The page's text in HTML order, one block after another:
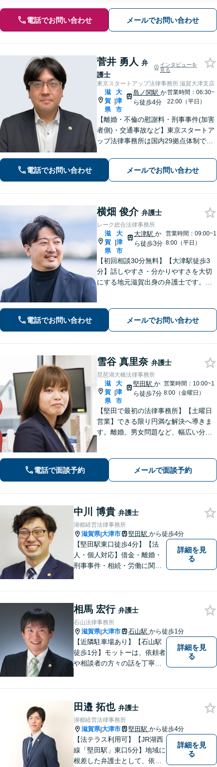
電話でお問い合わせ メールでお問い合わせ
菅井 勇人 弁
護士
インタビューを
見る
東京スタートアップ法律事務所 滋賀大津支店
滋
賀
県
|
大
津
市
島ノ関駅 か
ら徒歩4分
営業時間：06:30~
22:00（平日）
【離婚・不倫の慰謝料・刑事事件(加害
者側)・交通事故など】東京スタートア
ップ法律事務所は国内29拠点体制で全
対応(法律相談は完全予約制)】各分野で
専門性の高い弁護士が寄り添い解決を
サポートします。
電話でお問い合わせ メールでお問い合わせ
横畑 俊介 弁護士
レーク総合法律事務所
滋
賀
県
|
大
津
市
大津駅 か
ら徒歩3分
営業時間：09:00~1
8:00（平日）
【初回相談30分無料】【大津駅徒歩3
分】話しやすさ・分かりやすさを大切
にする地元滋賀出身の弁護士です。離
ます。一人で抱え込まず、まずはお気
軽にご相談ください。
電話でお問い合わせ メールでお問い合わせ
雪谷 真里奈 弁護士
琵琶湖大橋法律事務所
滋
賀
県
|
大
津
市
堅田駅 か
ら徒歩7分
営業時間：10:00~1
8:00（金曜日）
【堅田で最初の法律事務所】【土曜日
営業】できる限り円満な解決へ導きま
す。離婚。男女問題など、幅広い分野
電話で面談予約 メールで面談予約
中川 博貴 弁護士
湖都経営法律事務所
滋賀県|大津市 堅田駅 から徒歩4分
【堅田駅東口徒歩4分】【法
人・個人対応】借金・離婚・
刑事事件・相続・労働に関す
お話をお聞かせください。
【無料駐車場あり】
詳細を見
る
相馬 宏行 弁護士
石山法律事務所
滋賀県|大津市 石山駅 から徒歩1分
【近隣駐車場あり】【石山駅
徒歩1分】モットーは、依頼者
や相談者の方々の話を丁寧に
にまずは遠慮なくご相談くだ
さい。
詳細を見
る
田邉 拓也 弁護士
湖都経営法律事務所
滋賀県|大津市 堅田駅 から徒歩4分
【法テラス利用可】【JR湖西
線「堅田駅」東口5分】地域に
根差した弁護士として、依頼
詳細を見
る